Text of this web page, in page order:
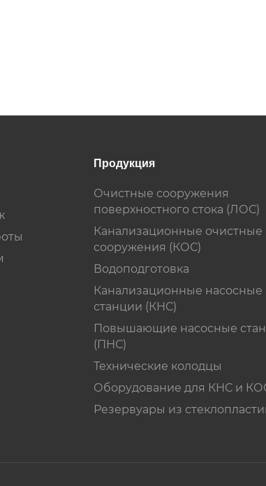
Продукция
Очистные сооружения
поверхностного стока (ЛОС)
Канализационные очистные
сооружения (КОС)
Водоподготовка
Канализационные насосные
станции (КНС)
Повышающие насосные
(ПНС)
Технические колодцы
Оборудование для КНС и
Резервуары из